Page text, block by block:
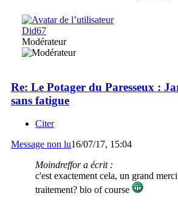
Did67
Modérateur
Re: Le Potager du Paresseux :
sans fatigue
Citer
Message non lu16/07/17, 15:04
Moindreffor a écrit :
c'est exactement cela, un grand
traitement? bio of course